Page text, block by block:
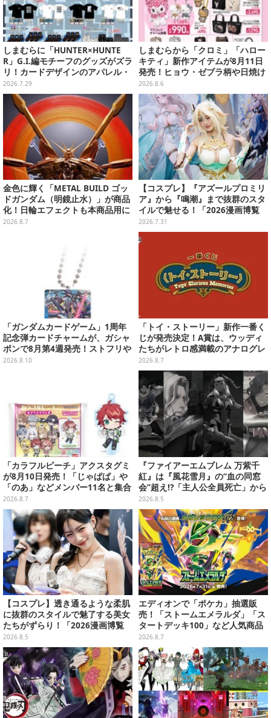
しまむらに「HUNTER×HUNTE
R」G.I.編モチーフのグッズがズラ
リ！カードデザインのアパレル・
雑貨、ゴレイヌの「オレが3人分
になる…」も
2026.7.29
しまむらから「クロミ」「ハロー
キティ」新作アイテムが8月11日
発売！ヒョウ・ゼブラ柄や日焼け
デザインの可愛い雑貨・アパレル
など多数
2026.8.6
金色に輝く「METAL BUILD ゴッ
ドガンダム（明鏡止水）」が商品
化！日輪エフェクトも本商品用に
刷新した豪華仕様
2026.8.7
【コスプレ】『アズールプロミリ
ア』から『鳴潮』まで抜群のスタ
イルで魅せる！「2026漫画博覧
会」百花繚乱の台湾美女12選【写
真37枚】
2026.7.31
「ガンダムカードゲーム」1周年
記念弾カードチャームが、ガシャ
ポンで8月第4週発売！ストフリや
νガンダム、キラ・ヤマトなど全2
2026.8.10
「トイ・ストーリー」新作一番く
じが発売決定！A賞は、ウッディ
たちがレトロ感満載のアナログレ
コード上を走る姿で立体化
2026.8.7
「カラフルピーチ」アクスタグミ
が8月10日発売！「じゃぱぱ」や
「のあ」などメンバー11名と集合
デザイン全15種、ボールチェーン
付きでアクセサリーにも
2026.8.7
『ファイアーエムブレム 万紫千
紅』は『風花雪月』の“血の同窓
会”超え!?「主人公全員死亡」から
始まる物語は、様々なシリーズ作
を想起させる
2026.8.5
【コスプレ】透き通るような柔肌
に抜群のスタイルで魅了する美女
たちがずらり！「2026漫画博覧
会」美麗コンパニオンまとめ【画
像39枚】
2026.8.5
エディオンで「ポケカ」抽選販
売！「ストームエメラルダ」「ス
タートデッキ100」など人気商品
が対象
2026.8.7